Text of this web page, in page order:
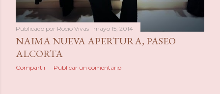
Publicado por Rocio Vivas mayo 15, 2014
NAIMA NUEVA APERTURA, PASEO
ALCORTA
Compartir Publicar un comentario